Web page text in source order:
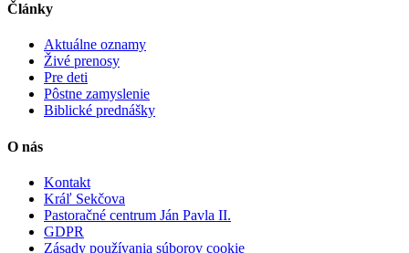
Články
Aktuálne oznamy
Živé prenosy
Pre deti
Pôstne zamyslenie
Biblické prednášky
O nás
Kontakt
Kráľ Sekčova
Pastoračné centrum Ján Pavla II.
GDPR
Zásady používania súborov cookie